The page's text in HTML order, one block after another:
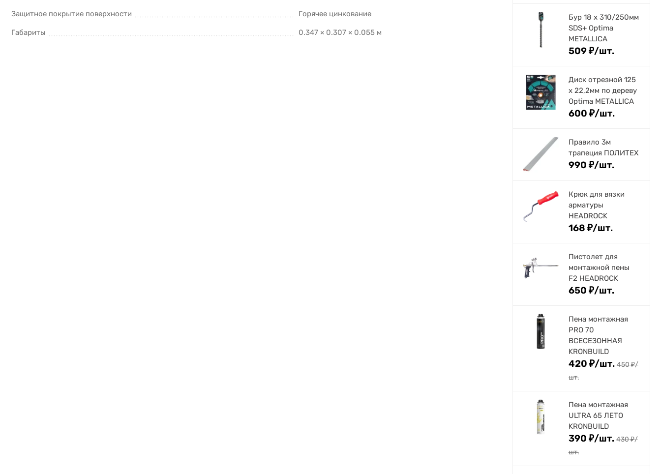
Защитное покрытие поверхности Горячее цинкование
Габариты 0.347 × 0.307 × 0.055 м
Бур 18 х 310/250мм
SDS+ Optima
METALLICA
509₽/шт.
Диск отрезной 125
x 22,2мм по дереву
Optima METALLICA
600 ₽/шт.
Правило 3м
трапеция ПОЛИТЕХ
990 ₽/шт.
Крюк для вязки
арматуры
HEADROCK
168 ₽/шт.
Пистолет для
монтажной пены
F2 HEADROCK
650 ₽/шт.
Пена монтажная
PRO 70
ВСЕСЕЗОННАЯ
KRONBUILD
420 ₽/шт. 450₽/
шт.
Пена монтажная
ULTRA 65 ЛЕТО
KRONBUILD
390 ₽/шт. 430₽/
шт.